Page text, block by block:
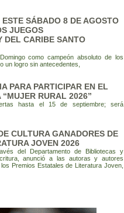
SÁBADO 8 DE AGOSTO
JUEGOS
DEL CARIBE SANTO
como campeón absoluto de los
un logro sin antecedentes,
PARA PARTICIPAR EN EL
RURAL 2026”
hasta el 15 de septiembre; será
CULTURA GANADORES DE
JOVEN 2026
del Departamento de Bibliotecas y
anunció a las autoras y autores
Premios Estatales de Literatura Joven,